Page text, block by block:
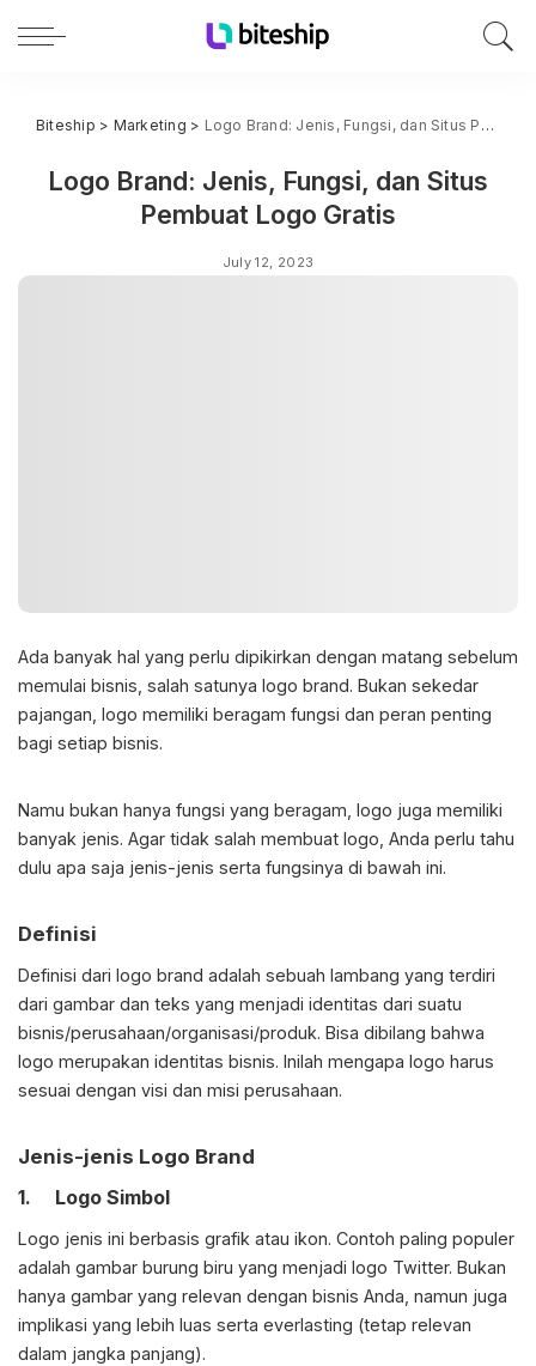
Biteship > Marketing > Logo Brand: Jenis, Fungsi, dan Situs Pembuat Logo Gratis
Logo Brand: Jenis, Fungsi, dan Situs
Pembuat Logo Gratis
July 12, 2023
Ada banyak hal yang perlu dipikirkan dengan matang sebelum
memulai bisnis, salah satunya logo brand. Bukan sekedar
pajangan, logo memiliki beragam fungsi dan peran penting
bagi setiap bisnis.
Namu bukan hanya fungsi yang beragam, logo juga memiliki
banyak jenis. Agar tidak salah membuat logo, Anda perlu tahu
dulu apa saja jenis-jenis serta fungsinya di bawah ini.
Definisi
Definisi dari logo brand adalah sebuah lambang yang terdiri
dari gambar dan teks yang menjadi identitas dari suatu
bisnis/perusahaan/organisasi/produk. Bisa dibilang bahwa
logo merupakan identitas bisnis. Inilah mengapa logo harus
sesuai dengan visi dan misi perusahaan.
Jenis-jenis Logo Brand
1. Logo Simbol
Logo jenis ini berbasis grafik atau ikon. Contoh paling populer
adalah gambar burung biru yang menjadi logo Twitter. Bukan
hanya gambar yang relevan dengan bisnis Anda, namun juga
implikasi yang lebih luas serta everlasting (tetap relevan
dalam jangka panjang).